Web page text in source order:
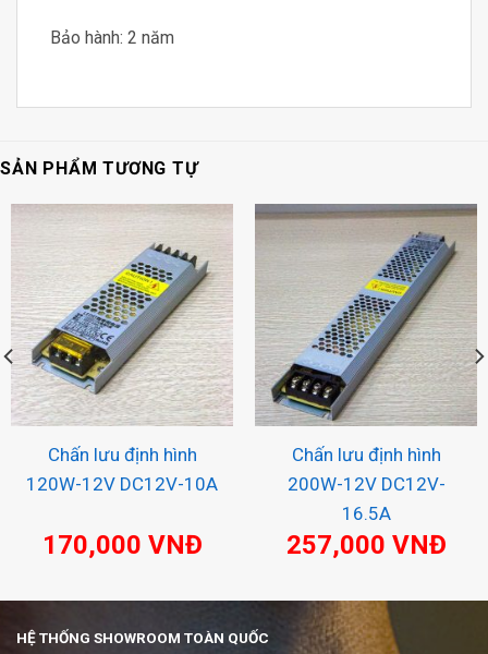
Bảo hành: 2 năm
SẢN PHẨM TƯƠNG TỰ
Chấn lưu định hình
120W-12V DC12V-10A
170,000 VNĐ
Chấn lưu định hình
200W-12V DC12V-
16.5A
257,000 VNĐ
HỆ THỐNG SHOWROOM TOÀN QUỐC